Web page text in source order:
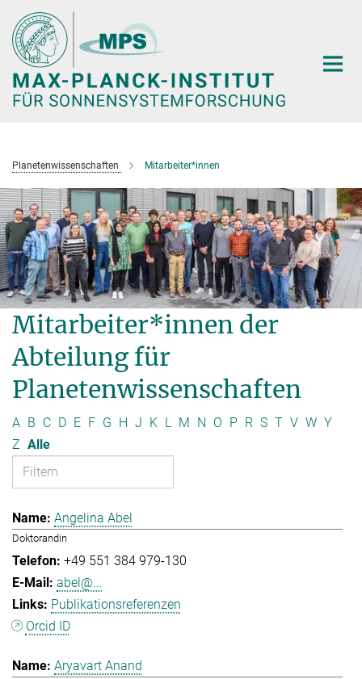
Hauptinhalt
Planetenwissenschaften Mitarbeiter*innen
Mitarbeiter*innen der
Abteilung für
Planetenwissenschaften
A B C D E F G H J K L M N O P R S T V W Y
Z Alle
Angelina Abel
Doktorandin
+49 551 384 979-130
abel@...
Publikationsreferenzen
Orcid ID
Aryavart Anand